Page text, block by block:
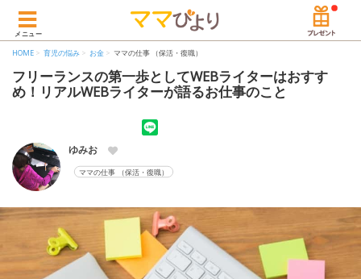
メニュー
HOME 育児の悩み お金 ママの仕事 （保活・復職）
フリーランスの第一歩としてWEBライターはおすす
め！リアルWEBライターが語るお仕事のこと
ゆみお
ママの仕事 （保活・復職）